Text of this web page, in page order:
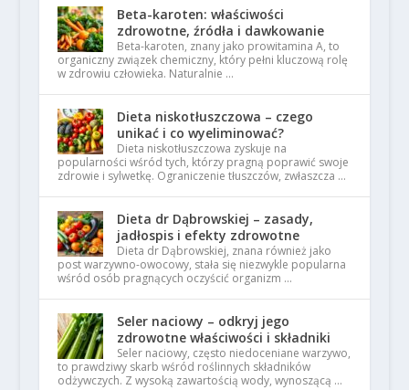
Beta-karoten: właściwości
zdrowotne, źródła i dawkowanie
Beta-karoten, znany jako prowitamina A, to
organiczny związek chemiczny, który pełni kluczową rolę
w zdrowiu człowieka. Naturalnie …
Dieta niskotłuszczowa – czego
unikać i co wyeliminować?
Dieta niskotłuszczowa zyskuje na
popularności wśród tych, którzy pragną poprawić swoje
zdrowie i sylwetkę. Ograniczenie tłuszczów, zwłaszcza …
Dieta dr Dąbrowskiej – zasady,
jadłospis i efekty zdrowotne
Dieta dr Dąbrowskiej, znana również jako
post warzywno-owocowy, stała się niezwykle popularna
wśród osób pragnących oczyścić organizm …
Seler naciowy – odkryj jego
zdrowotne właściwości i składniki
Seler naciowy, często niedoceniane warzywo,
to prawdziwy skarb wśród roślinnych składników
odżywczych. Z wysoką zawartością wody, wynoszącą …